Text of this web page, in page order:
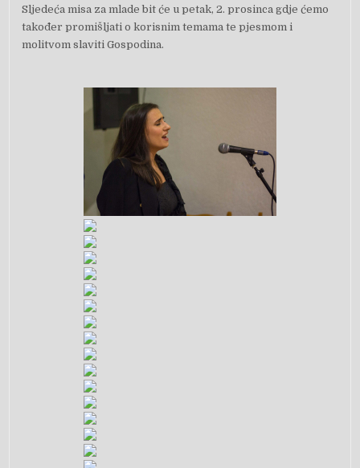
Sljedeća misa za mlade bit će u petak, 2. prosinca gdje ćemo
također promišljati o korisnim temama te pjesmom i
molitvom slaviti Gospodina.